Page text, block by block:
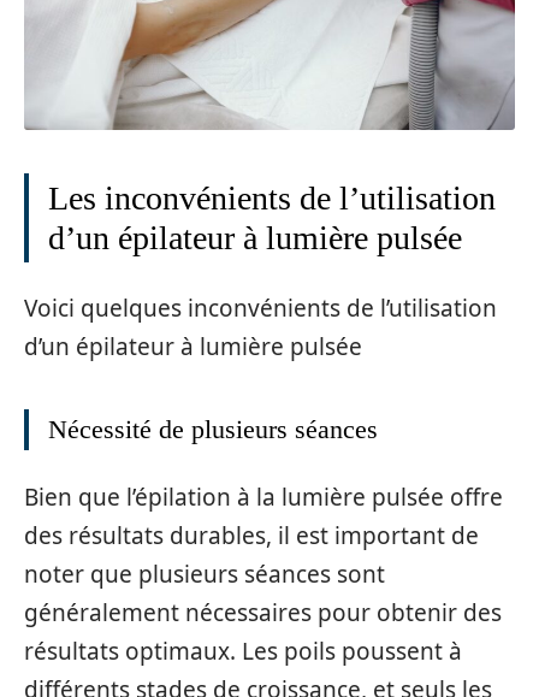
Les inconvénients de l’utilisation
d’un épilateur à lumière pulsée
Voici quelques inconvénients de l’utilisation
d’un épilateur à lumière pulsée
Nécessité de plusieurs séances
Bien que l’épilation à la lumière pulsée offre
des résultats durables, il est important de
noter que plusieurs séances sont
généralement nécessaires pour obtenir des
résultats optimaux. Les poils poussent à
différents stades de croissance, et seuls les